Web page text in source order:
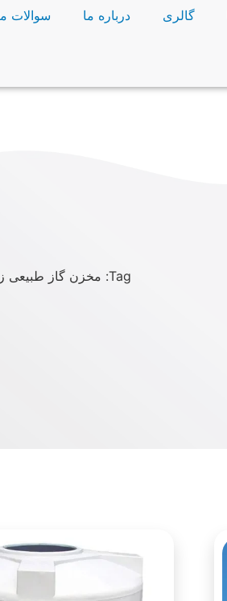
گالری درباره ما سوالات
Tag: مخزن گاز طبیعی زمینی